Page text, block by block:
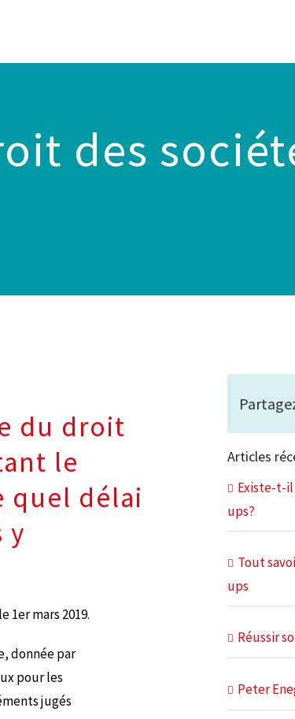
des
du droit
le
quel délai
y
1er mars 2019.
donnée par
pour les
jugés
Articles
Existe-t-
ups?
Tout
ups
Réussir
Peter